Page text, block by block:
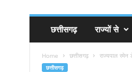
छत्तीसगढ़ राज्यों से
Home छत्तीसगढ़ राज्यपाल
छत्तीसगढ़